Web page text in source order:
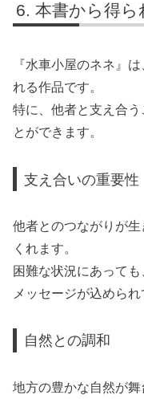
本書から得ら
『水車小屋のネネ』
れる作品です。
特に、他者と支え合
とができます。
支え合いの重要性
他者とのつながりが
くれます。
困難な状況にあって
メッセージが込められ
自然との調和
地方の豊かな自然が